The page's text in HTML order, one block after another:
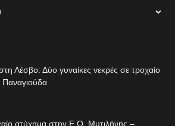
Λέσβο: Δύο γυναίκες νεκρές σε τροχαίο
Παναγιούδα
ατύχημα στην Ε.Ο. Μυτιλήνης –